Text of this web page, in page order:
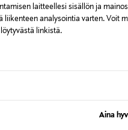
laitteellesi sisällön ja
liikenteen analysointia varten. Voit
linkistä.
Aina